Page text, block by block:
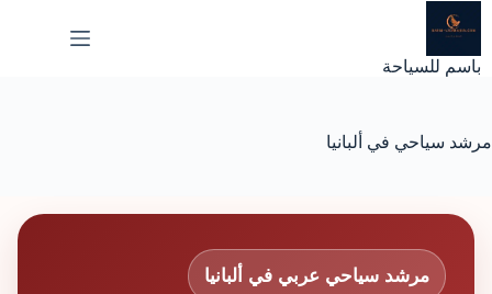
إلى
باسم للسياحة
مرشد سياحي في ألبانيا
مرشد سياحي عربي في ألبانيا